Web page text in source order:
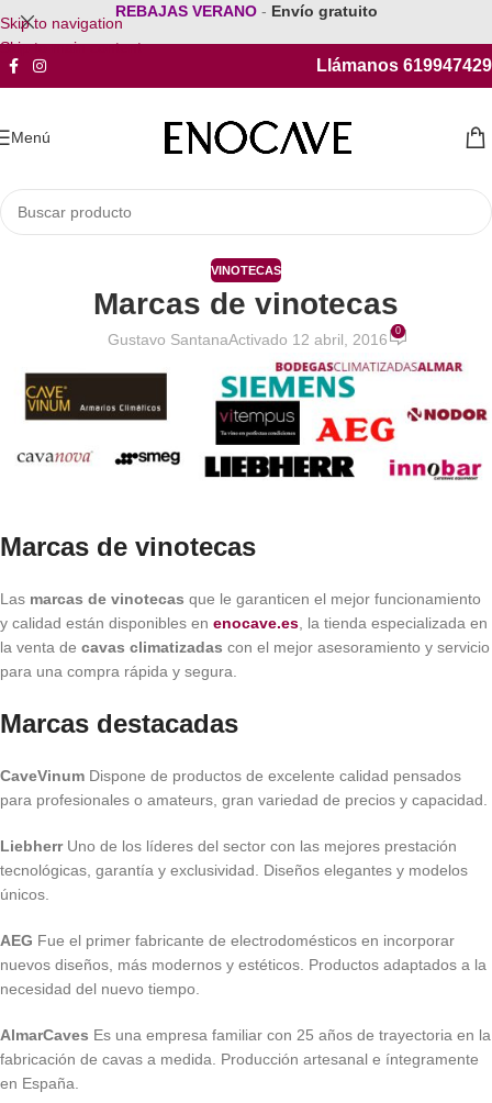
Skip to navigation
Skip to main content
REBAJAS VERANO - Envío gratuito
Llámanos 619947429
Menú
VINOTECAS
Marcas de vinotecas
Gustavo SantanaActivado 12 abril, 2016 0
Marcas de vinotecas
Las marcas de vinotecas que le garanticen el mejor funcionamiento
y calidad están disponibles en enocave.es , la tienda especializada en
la venta de cavas climatizadas con el mejor asesoramiento y servicio
para una compra rápida y segura.
Marcas destacadas
CaveVinum Dispone de productos de excelente calidad pensados
para profesionales o amateurs, gran variedad de precios y capacidad.
Liebherr Uno de los líderes del sector con las mejores prestación
tecnológicas, garantía y exclusividad. Diseños elegantes y modelos
únicos.
AEG Fue el primer fabricante de electrodomésticos en incorporar
nuevos diseños, más modernos y estéticos. Productos adaptados a la
necesidad del nuevo tiempo.
AlmarCaves Es una empresa familiar con 25 años de trayectoria en la
fabricación de cavas a medida. Producción artesanal e íntegramente
en España.